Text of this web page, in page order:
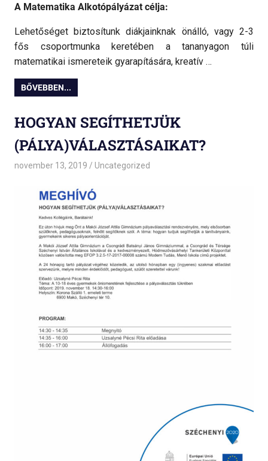
A Matematika Alkotópályázat célja:
Lehetőséget biztosítunk diákjainknak önálló, vagy 2-3
fős csoportmunka keretében a tananyagon túli
matematikai ismereteik gyarapítására, kreatív …
BŐVEBBEN...
HOGYAN SEGÍTHETJÜK
(PÁLYA)VÁLASZTÁSAIKAT?
november 13, 2019 admin
Uncategorized